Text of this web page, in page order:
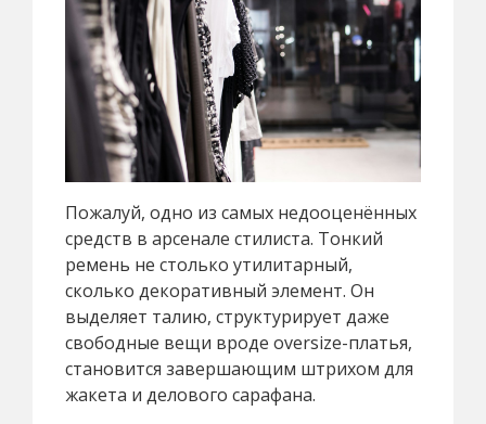
Пожалуй, одно из самых недооценённых
средств в арсенале стилиста. Тонкий
ремень не столько утилитарный,
сколько декоративный элемент. Он
выделяет талию, структурирует даже
свободные вещи вроде oversize-платья,
становится завершающим штрихом для
жакета и делового сарафана.